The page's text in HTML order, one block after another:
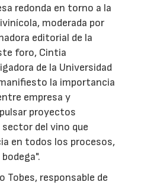
redonda en torno a la
moderada por
editorial de la
foro, Cintia
de la Universidad
la importancia
empresa y
proyectos
del vino que
en todos los procesos,
Tobes, responsable de